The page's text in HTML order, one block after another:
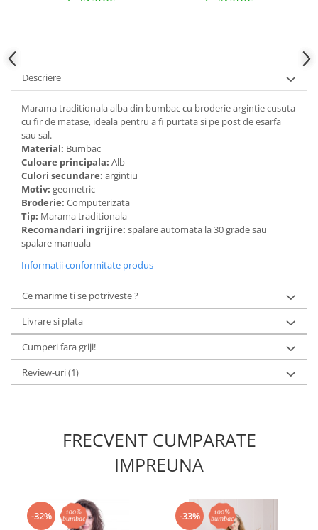
Descriere
Marama traditionala alba din bumbac cu broderie argintie cusuta
cu fir de matase, ideala pentru a fi purtata si pe post de esarfa
sau sal.
Material: Bumbac
Culoare principala: Alb
Culori secundare: argintiu
Motiv: geometric
Broderie: Computerizata
Tip: Marama traditionala
Recomandari ingrijire: spalare automata la 30 grade sau
spalare manuala
Informatii conformitate produs
Ce marime ti se potriveste ?
Livrare si plata
Cumperi fara griji!
Review-uri(1)
FRECVENT CUMPARATE
IMPREUNA
-32% -33%